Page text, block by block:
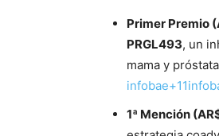
Primer Premio
PRGL493, un
mama y
1ª Mención